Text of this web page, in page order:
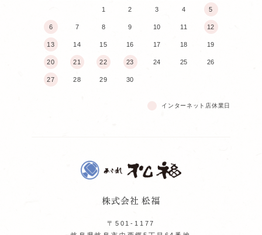
1
2 3 4 5
6 7 8 9 10 11 12
13 14 15 16 17 18 19
20 21 22 23 24 25 26
27 28 29 30
インターネット店休業日
株式会社 松福
〒501-1177